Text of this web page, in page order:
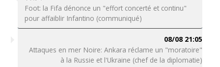
Foot: la Fifa dénonce un "effort concerté et continu"
pour affaiblir Infantino (communiqué)
08/08 21:05
Attaques en mer Noire: Ankara réclame un "moratoire"
à la Russie et l'Ukraine (chef de la diplomatie)